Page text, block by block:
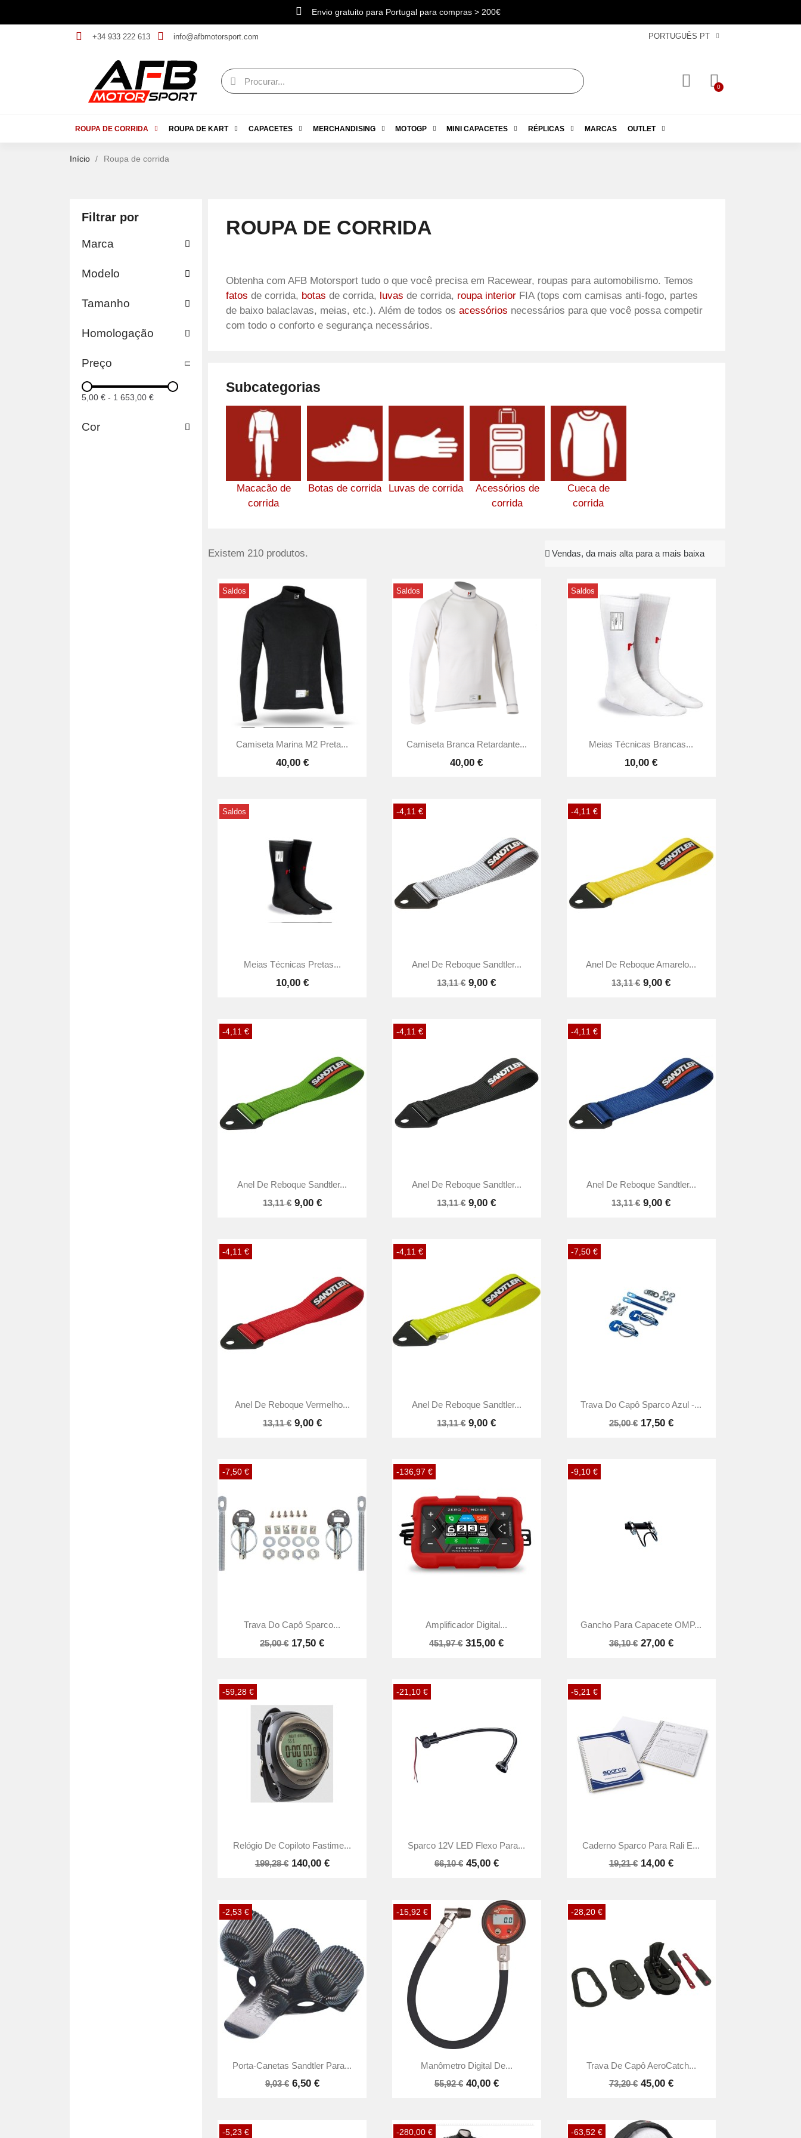
Envio gratuito para Portugal para compras > 200€
+34 933 222 613 info@afbmotorsport.com PORTUGUÊS PT
ROUPA DE CORRIDA ROUPA DE KART CAPACETES MERCHANDISING MOTOGP MINI CAPACETES RÉPLICAS MARCAS OUTLET
Início Roupa de corrida
Filtrar por
Marca
Modelo
Tamanho
Homologação
Preço
5,00 € - 1 653,00 €
Cor
ROUPA DE CORRIDA
Obtenha com AFB Motorsport tudo o que você precisa em Racewear, roupas para automobilismo. Temos
fatos de corrida, botas de corrida, luvas de corrida, roupa interior FIA (tops com camisas anti-fogo, partes
de baixo balaclavas, meias, etc.). Além de todos os acessórios necessários para que você possa competir
com todo o conforto e segurança necessários.
Subcategorias
Macacão de
corrida
Botas de corrida Luvas de corrida
Acessórios de
corrida
Cueca de
corrida
Existem 210 produtos.
Saldos
Vista rápida
Camiseta Marina M2 Preta...
40,00 €
Saldos
 Vista rápida
Camiseta Branca Retardante...
40,00 €
Saldos
Vista rápida
Meias Técnicas Brancas...
10,00 €
Saldos
Vista rápida
Meias Técnicas Pretas...
10,00 €
-4,11 €
 Vista rápida
Anel De Reboque Sandtler...
13,11 € 9,00 €
-4,11 €
Vista rápida
Anel De Reboque Amarelo...
13,11 € 9,00 €
-4,11 €
Vista rápida
Anel De Reboque Sandtler...
13,11 € 9,00 €
-4,11 €
 Vista rápida
Anel De Reboque Sandtler...
13,11 € 9,00 €
-4,11 €
 Vista rápida
Anel De Reboque Sandtler...
13,11 € 9,00 €
-4,11 €
Vista rápida
Anel De Reboque Vermelho...
13,11 € 9,00 €
-4,11 €
 Vista rápida
Anel De Reboque Sandtler...
13,11 € 9,00 €
-7,50 €
Vista rápida
Trava Do Capô Sparco Azul -...
25,00 € 17,50 €
-7,50 €
Vista rápida
Trava Do Capô Sparco...
25,00 € 17,50 €
-136,97 €
Vista rápida
Amplificador Digital...
451,97 € 315,00 €
-9,10 €
Vista rápida
Gancho Para Capacete OMP...
36,10 € 27,00 €
-59,28 €
Vista rápida
Relógio De Copiloto Fastime...
199,28 € 140,00 €
-21,10 €
Vista rápida
Sparco 12V LED Flexo Para...
66,10 € 45,00 €
-5,21 €
Vista rápida
Caderno Sparco Para Rali E...
19,21 € 14,00 €
-2,53 €
Vista rápida
Porta-Canetas Sandtler Para...
9,03 € 6,50 €
-15,92 €
Vista rápida
Manômetro Digital De...
55,92 € 40,00 €
-28,20 €
Vista rápida
Trava De Capô AeroCatch...
73,20 € 45,00 €
-5,23 € -280,00 € -63,52 €